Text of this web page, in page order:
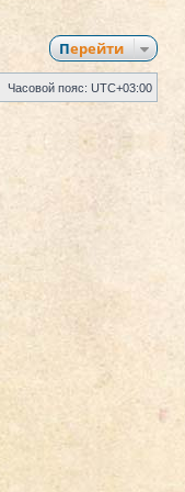
Перейти
Часовой пояс: UTC+03:00